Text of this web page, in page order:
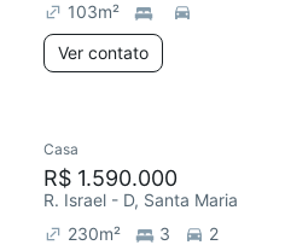
103m²
Ver contato
Casa
R$ 1.590.000
R. Israel - D, Santa Maria
230m² 3
2